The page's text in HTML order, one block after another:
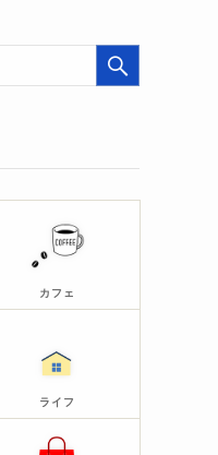
カフェ
ライフ